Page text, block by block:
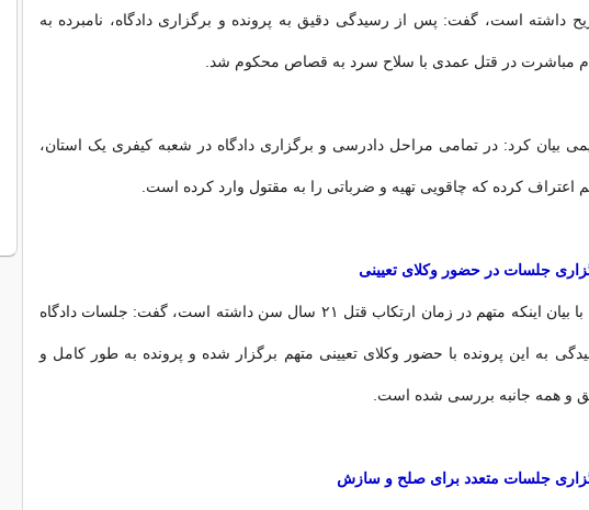
داشته است، گفت: پس از رسیدگی دقیق به پرونده و برگزاری دادگاه، نامبرده به
مباشرت در قتل عمدی با سلاح سرد به قصاص محکوم شد.
بیان کرد: در تمامی مراحل دادرسی و برگزاری دادگاه در شعبه کیفری یک استان،
اعتراف کرده که چاقویی تهیه و ضرباتی را به مقتول وارد کرده است.
جلسات در حضور وکلای تعیینی
وی با بیان اینکه متهم در زمان ارتکاب قتل ۲۱ سال سن داشته است، گفت: جلسات دادگاه
به این پرونده با حضور وکلای تعیینی متهم برگزار شده و پرونده به طور کامل و
و همه جانبه بررسی شده است.
جلسات متعدد برای صلح و سازش